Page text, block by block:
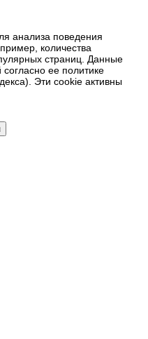
анализа поведения
количества
страниц. Данные
ее политике
Эти cookie активны